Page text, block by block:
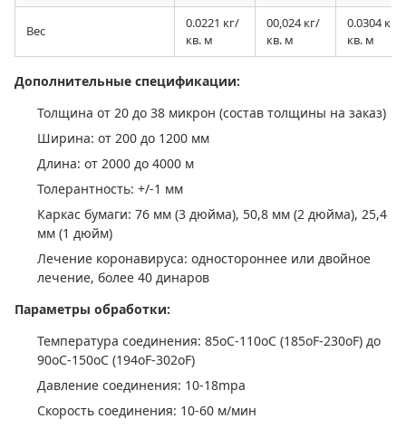
Вес
0.0221 кг/
кв. м
00,024 кг/
кв. м
0.0304 кг/
кв. м
Дополнительные спецификации:
Толщина от 20 до 38 микрон (состав толщины на заказ)
Ширина: от 200 до 1200 мм
Длина: от 2000 до 4000 м
Толерантность: +/-1 мм
Каркас бумаги: 76 мм (3 дюйма), 50,8 мм (2 дюйма), 25,4
мм (1 дюйм)
Лечение коронавируса: одностороннее или двойное
лечение, более 40 динаров
Параметры обработки:
Температура соединения: 85oC-110oC (185oF-230oF) до
90oC-150oC (194oF-302oF)
Давление соединения: 10-18mpa
Скорость соединения: 10-60 м/мин